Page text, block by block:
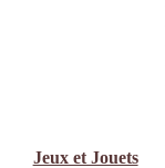
Jeux et Jouets